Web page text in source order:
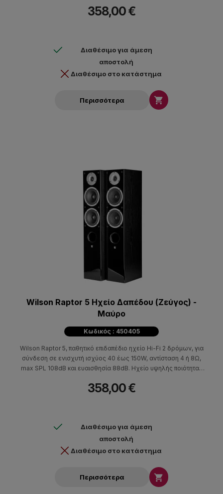
οικιακού κινηματογράφου.
358,00 €
Διαθέσιμο για άμεση
αποστολή
Διαθέσιμο στο κατάστημα
Περισσότερα 
Wilson Raptor 5 Ηχείο Δαπέδου (Ζεύγος) -
Μαύρο
Κωδικός : 450405
Wilson Raptor 5, παθητικό επιδαπέδιο ηχείο Hi-Fi 2 δρόμων, για
σύνδεση σε ενισχυτή ισχύος 40 έως 150W, αντίσταση 4 ή 8Ω,
max SPL 108dB και ευαισθησία 88dB. Ηχείο υψηλής ποιότητας
οικιακού κινηματογράφου. Η τιμή αφορά ζεύγος.
358,00 €
Διαθέσιμο για άμεση
αποστολή
Διαθέσιμο στο κατάστημα
Περισσότερα 